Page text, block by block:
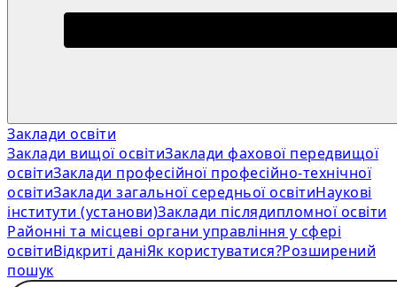
Заклади освіти
Заклади вищої освітиЗаклади фахової передвищої
освітиЗаклади професійної професійно-технічної
освітиЗаклади загальної середньої освітиНаукові
інститути (установи)Заклади післядипломної освіти
Районні та місцеві органи управління у сфері
освітиВідкриті даніЯк користуватися?Розширений
пошук